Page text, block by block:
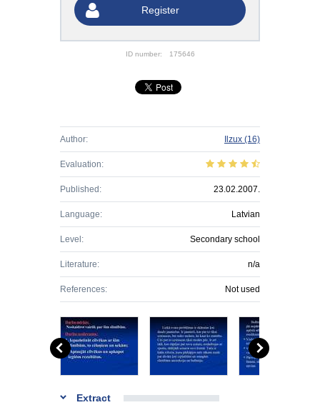
Register
ID number: 175646
Author: Ilzux (16)
Evaluation:
Published: 23.02.2007.
Language: Latvian
Level: Secondary school
Literature: n/a
References: Not used
Extract